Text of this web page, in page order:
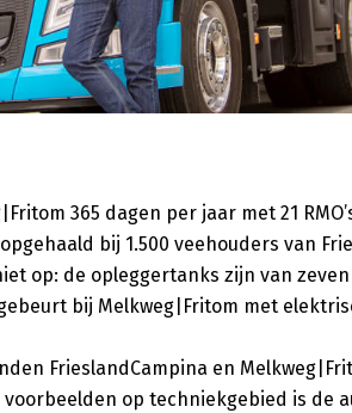
365 dagen per jaar met 21
bij 1.500 veehouders van
op: de opleggertanks zijn van
bij Melkweg|Fritom met
FrieslandCampina en
op techniekgebied is de